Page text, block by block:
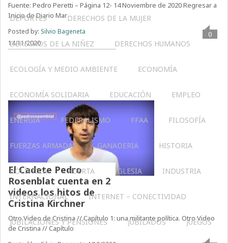
DEPORTES DERECHOS DE LA MUJER
DERECHOS DE LA NIÑEZ DERECHOS HUMANOS
ECOLOGÍA Y MEDIO AMBIENTE ECONOMÍA
ECONOMÍA SOLIDARIA EDUCACIÓN EMPLEO
ENERGÍA FEDERALISMO FFAA FILOSOFÍA
FUERZAS ARMADAS GANADERIA HISTORIA
HOLÍSTICA HUERTA IGLESIA INDUSTRIA
INTERNACIONAL INTERNET – CONECTIVIDAD
JUBILACIONES Y PENSIONES JUBILADOS JUEGOS
Fuente: Pedro Peretti – Página 12- 14 Noviembre de 2020 Regresar a
Inicio de Diario Mar
Posted by: Silvio Bageneta
14/11/2020
0
El Cadete Pedro
Rosenblat cuenta en 2
videos los hitos de
Cristina Kirchner
Otro Video de Cristina // Capítulo 1: una militante política. Otro Video
de Cristina // Capítulo